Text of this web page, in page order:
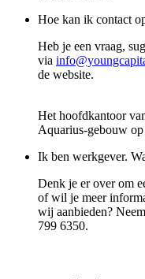
Hoe kan ik contact
Heb je een vraag,
via
de website.
Het hoofdkantoor
Aquarius-gebouw
Ik ben werkgever.
Denk je er over om
of wil je meer
wij aanbieden?
799 6350.